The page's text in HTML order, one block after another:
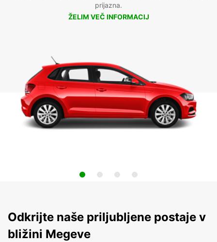
prijazna.
ŽELIM VEČ INFORMACIJ
Odkrijte naše priljubljene postaje v
bližini Megeve